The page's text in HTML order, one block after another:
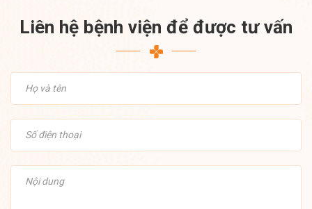
Liên hệ bệnh viện để được tư vấn